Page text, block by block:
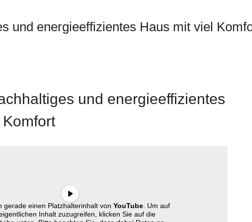
und energieeffizientes Haus mit viel
und energieeffizientes
gerade einen Platzhalterinhalt von YouTube. Um auf
Inhalt zuzugreifen, klicken Sie auf die